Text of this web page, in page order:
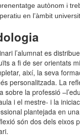
autònom i
en l’àmbit
l’alumnat es
a fi de ser orientats
així, la seva
personalitzada. La
sobre la professió
i el mestre- i la
plantejada en
són dos dels eixos